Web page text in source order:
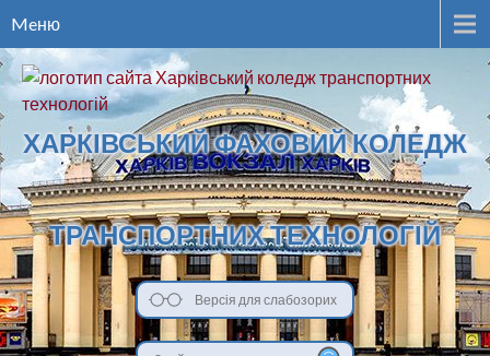
Meню
ХАРКІВСЬКИЙ ФАХОВИЙ КОЛЕДЖ
ТРАНСПОРТНИХ ТЕХНОЛОГІЙ
Версія для слабозорих